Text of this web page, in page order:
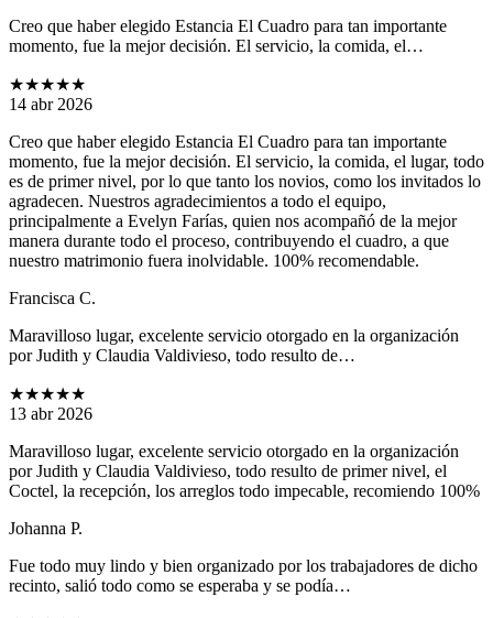
Creo que haber elegido Estancia El Cuadro para tan importante
momento, fue la mejor decisión. El servicio, la comida, el…
★★★★★
14 abr 2026
Creo que haber elegido Estancia El Cuadro para tan importante
momento, fue la mejor decisión. El servicio, la comida, el lugar, todo
es de primer nivel, por lo que tanto los novios, como los invitados lo
agradecen. Nuestros agradecimientos a todo el equipo,
principalmente a Evelyn Farías, quien nos acompañó de la mejor
manera durante todo el proceso, contribuyendo el cuadro, a que
nuestro matrimonio fuera inolvidable. 100% recomendable.
Francisca C.
Maravilloso lugar, excelente servicio otorgado en la organización
por Judith y Claudia Valdivieso, todo resulto de…
★★★★★
13 abr 2026
Maravilloso lugar, excelente servicio otorgado en la organización
por Judith y Claudia Valdivieso, todo resulto de primer nivel, el
Coctel, la recepción, los arreglos todo impecable, recomiendo 100%
Johanna P.
Fue todo muy lindo y bien organizado por los trabajadores de dicho
recinto, salió todo como se esperaba y se podía…